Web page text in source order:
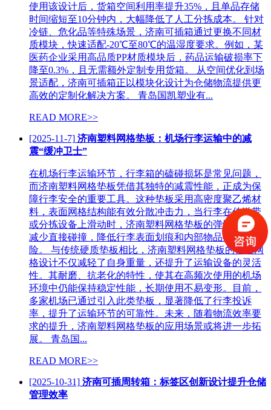
使用该设计后，货箱空间利用率提升35%，且单品存储
时间缩短至10分钟内，大幅降低了人工分拣成本。 针对
冷链、危化品等特殊场景，济南可插箱通过更换不同材
质模块，快速适配-20℃至80℃的温湿度要求。例如，某
医药企业采用高品质PP材质模块后，药品运输破损率下
降至0.3%，且无需额外定制专用货箱。 从空间优化到场
景适配，济南可插箱正以模块化设计为仓储物流提供更
高效的定制化解决方案。 青岛国凯塑业有...
READ MORE>>
[2025-11-7] 济南塑料网格垫板：机场行李运输中的减
震“缓冲卫士”
在机场行李运输环节，行李箱的磕碰损坏是常见问题，
而济南塑料网格垫板凭借其独特的减震性能，正成为保
障行李安全的重要工具。这种垫板采用高密度聚乙烯材
料，表面网格结构能有效分散冲击力，当行李在传送带
或分拣设备上滑动时，济南塑料网格垫板的弹性设计可
减少直接碰撞，降低行李表面划痕和内部物品损坏的风
险。 与传统硬质垫板相比，济南塑料网格垫板的镂空网
格设计不仅减轻了自身重量，还提升了运输设备的灵活
性。其耐磨、抗老化的特性，使其在高频次使用的机场
环境中仍能保持稳定性能，长期使用不易变形。目前，
多家机场已通过引入此类垫板，显著降低了行李投诉
率，提升了运输环节的可靠性。未来，随着物流效率要
求的提升，济南塑料网格垫板的应用场景或将进一步拓
展。 青岛国...
READ MORE>>
[2025-10-31] 济南可插周转箱：标签区创新设计提升仓储
管理效率